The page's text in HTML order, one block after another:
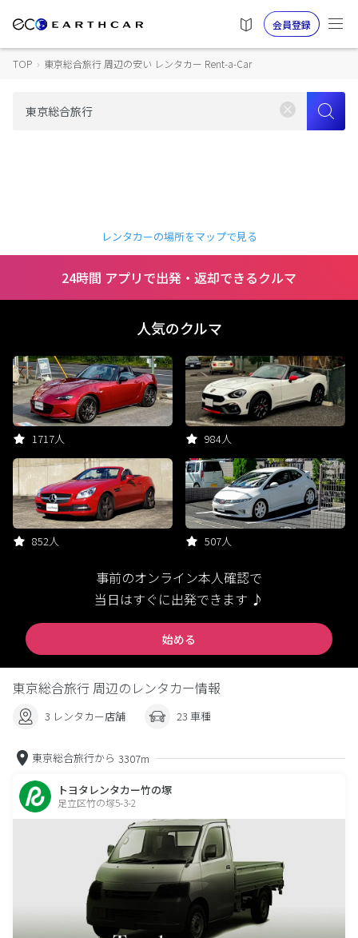
会員登録
TOP › 東京総合旅行 周辺の安い レンタカー Rent-a-Car
レンタカーの場所をマップで見る
24時間 アプリで出発・返却できるクルマ
人気のクルマ
1717人 984人
852人 507人
事前のオンライン本人確認で
当日はすぐに出発できます ♪
始める
東京総合旅行 周辺のレンタカー情報
3 レンタカー店舗 23 車種
東京総合旅行から 3307m
トヨタレンタカー竹の塚
足立区竹の塚5-3-2